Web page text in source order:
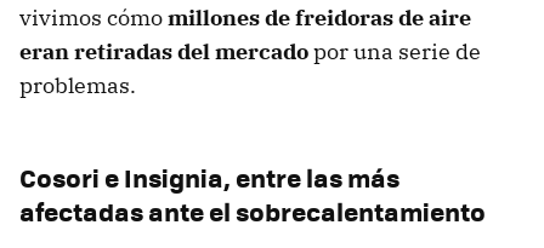
vivimos cómomillones de freidoras de aire
eran retiradas del mercadopor una serie de
problemas.
Cosori e Insignia, entre las más
afectadas ante el sobrecalentamiento